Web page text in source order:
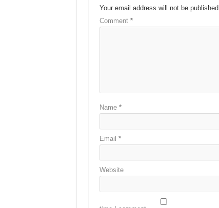
Your email address will not be published.
Comment *
Name *
Email *
Website